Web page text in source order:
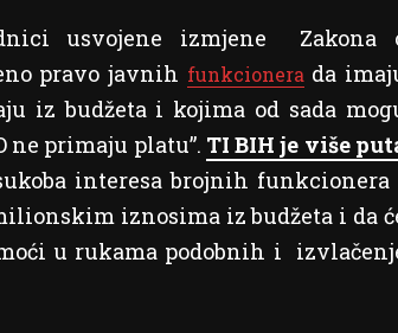
usvojene izmjene Zakona
pravo javnih funkcionerada
iz budžeta i kojima od sada
ne primaju platu”. TI BIH je više
interesa brojnih funkcionera
iznosima iz budžeta i da
u rukama podobnih i